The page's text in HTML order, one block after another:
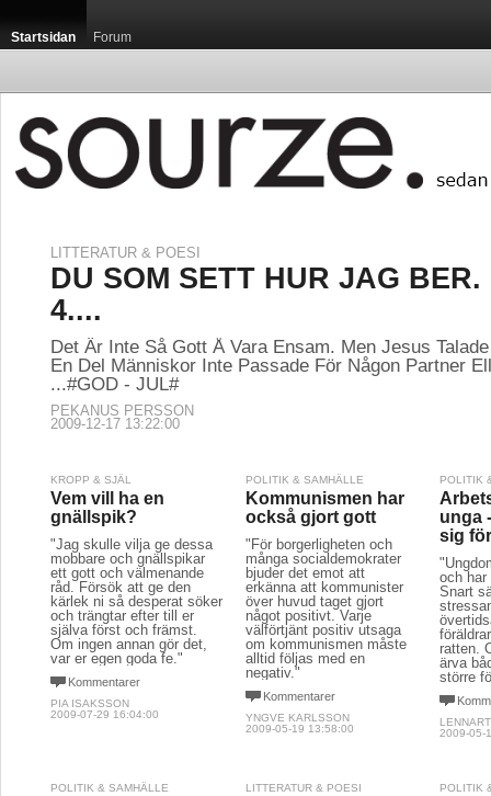
Startsidan Forum
LITTERATUR & POESI
DU SOM SETT HUR JAG
4....
Det Är Inte Så Gott Å Vara Ensam. Men Jesus
En Del Människor Inte Passade För Någon Partner
...#GOD - JUL#
PEKANUS PERSSON
2009-12-17 13:22:00
KROPP & SJÄL
Vem vill ha en
gnällspik?
"Jag skulle vilja ge dessa
mobbare och gnällspikar
ett gott och välmenande
råd. Försök att ge den
kärlek ni så desperat söker
och trängtar efter till er
själva först och främst.
Om ingen annan gör det,
var er egen goda fe."
Kommentarer
PIA ISAKSSON
2009-07-29 16:04:00
POLITIK & SAMHÄLLE
Kommunismen har
också gjort gott
"För borgerligheten och
många socialdemokrater
bjuder det emot att
erkänna att kommunister
över huvud taget gjort
något positivt. Varje
välförtjänt positiv utsaga
om kommunismen måste
alltid följas med en
negativ."
Kommentarer
YNGVE KARLSSON
2009-05-19 13:58:00
POLITIK
unga
sig
och har
Snart
ratten.
ärva
större
2009-05-
POLITIK & SAMHÄLLE LITTERATUR & POESI POLITIK